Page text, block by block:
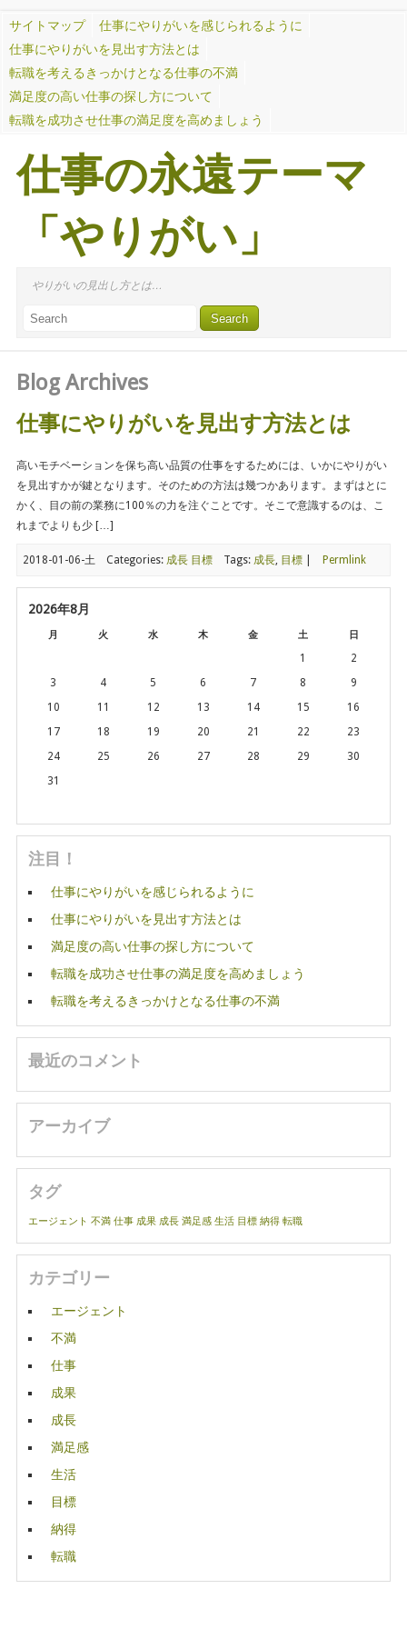
サイトマップ
仕事にやりがいを感じられるように
仕事にやりがいを見出す方法とは
転職を考えるきっかけとなる仕事の不満
満足度の高い仕事の探し方について
転職を成功させ仕事の満足度を高めましょう
仕事の永遠テーマ
「やりがい」
やりがいの見出し方とは…
Blog Archives
仕事にやりがいを見出す方法とは
高いモチベーションを保ち高い品質の仕事をするためには、いかにやりがい
を見出すかが鍵となります。そのための方法は幾つかあります。まずはとに
かく、目の前の業務に100％の力を注ぐことです。そこで意識するのは、こ
れまでよりも少 […]
2018-01-06-土 Categories: 成長 目標 Tags: 成長, 目標 Permlink
2026年8月
月 火 水 木 金 土 日
1
2
3
4 5 6 7 8
9
10
11 12 13 14 15
16
17
18 19 20 21 22
23
24
25 26 27 28 29
30
31
注目！
仕事にやりがいを感じられるように
仕事にやりがいを見出す方法とは
満足度の高い仕事の探し方について
転職を成功させ仕事の満足度を高めましょう
転職を考えるきっかけとなる仕事の不満
最近のコメント
アーカイブ
タグ
エージェント 不満 仕事 成果 成長 満足感 生活 目標 納得 転職
カテゴリー
エージェント
不満
仕事
成果
成長
満足感
生活
目標
納得
転職